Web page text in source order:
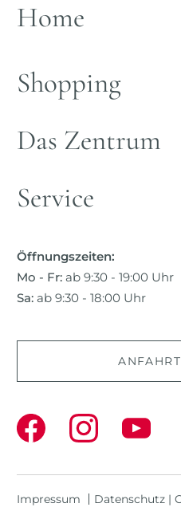
Home
Shopping
Das Zentrum
Service
Öffnungszeiten:
Mo - Fr: ab 9:30 - 19:00 Uhr
Sa: ab 9:30 - 18:00 Uhr
Impressum Datenschutz |